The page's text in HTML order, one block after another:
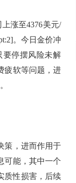
涨至4376美元/
。今日金价冲
停摆风险未解
疲软等问题，进
，进而作用于
可能，其中一个
质性损害，后续